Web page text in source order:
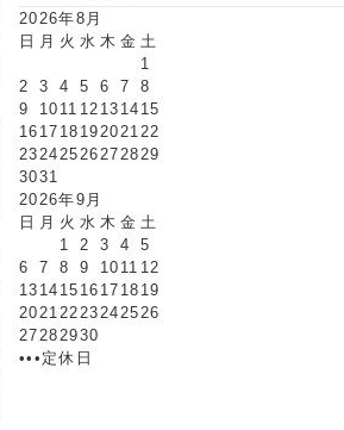
2026年8月
日
月 火 水 木 金 土
1
2
3 4 5 6 7
8
9
10 11 12 13 14 15
16 17 18 19 20 21 22
23 24 25 26 27 28 29
3031
2026年9月
日
月 火 水 木 金 土
1
2 3 4
5
6
7 8 9 10 11 12
13 14 15 16 17 18 19
20 21 22 23 24 25 26
27 28 2930
•••定休日